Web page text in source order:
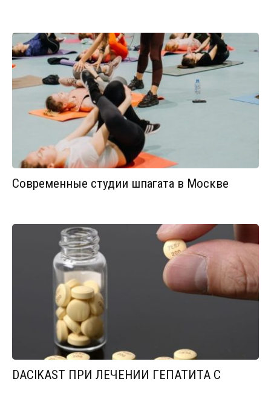
Современные студии шпагата в Москве
DACIKAST ПРИ ЛЕЧЕНИИ ГЕПАТИТА С